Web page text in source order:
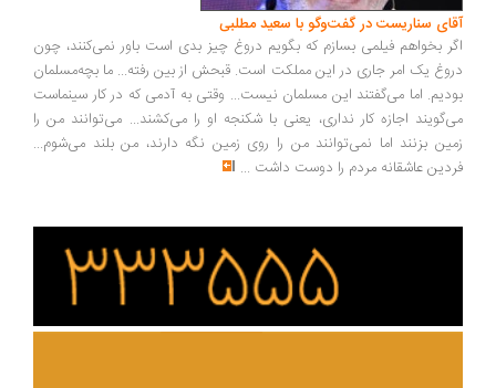
آقای سناریست در گفت‌وگو با سعید مطلبی
اگر بخواهم فیلمی بسازم که بگویم دروغ چیز بدی است باور نمی‌کنند، چون
دروغ یک امر جاری در این مملکت است. قبحش از بین رفته... ما بچه‌مسلمان
بودیم. اما می‌گفتند این مسلمان نیست... وقتی به آدمی که در کار سینماست
می‌گویند اجازه کار نداری، یعنی با شکنجه او را می‌کشند... می‌توانند من را
زمین بزنند اما نمی‌توانند من را روی زمین نگه دارند، من بلند می‌شوم...
فردین عاشقانه مردم را دوست داشت ...